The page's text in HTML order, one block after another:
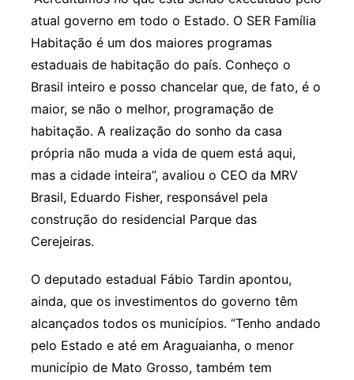
atual governo em todo o Estado. O SER Família
Habitação é um dos maiores programas
estaduais de habitação do país. Conheço o
Brasil inteiro e posso chancelar que, de fato, é o
maior, se não o melhor, programação de
habitação. A realização do sonho da casa
própria não muda a vida de quem está aqui,
mas a cidade inteira”, avaliou o CEO da MRV
Brasil, Eduardo Fisher, responsável pela
construção do residencial Parque das
Cerejeiras.
O deputado estadual Fábio Tardin apontou,
ainda, que os investimentos do governo têm
alcançados todos os municípios. “Tenho andado
pelo Estado e até em Araguaianha, o menor
município de Mato Grosso, também tem